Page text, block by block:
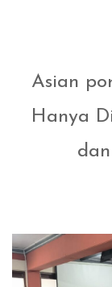
Asian
Hanya